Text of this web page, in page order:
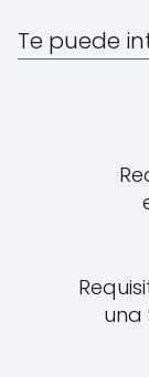
Te puede
una